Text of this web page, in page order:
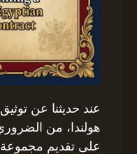
عند حديثنا عن
هولندا، من
على تقديم مجموعة